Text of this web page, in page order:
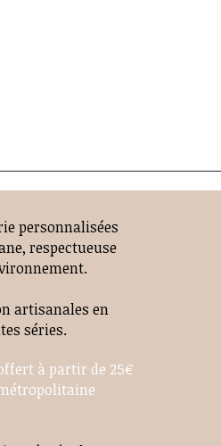
personnalisées
respectueuse
artisanales en
séries.
à partir de 25€